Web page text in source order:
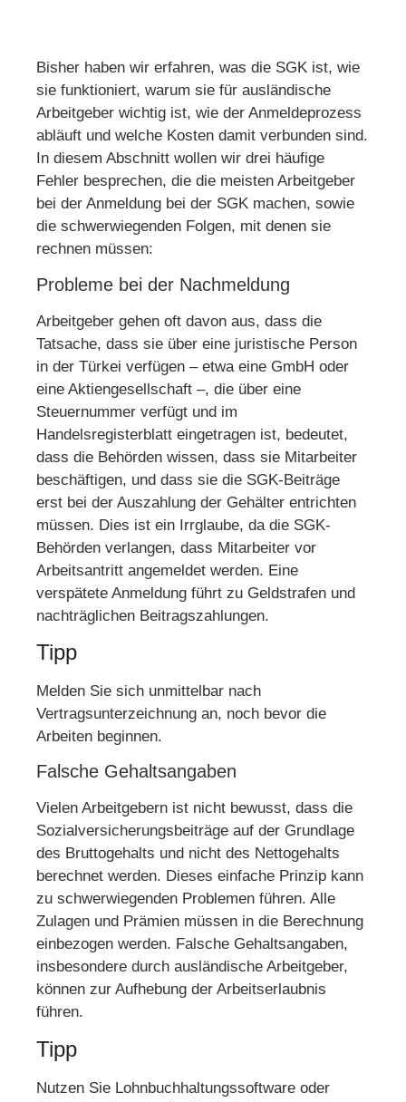
Bisher haben wir erfahren, was die SGK ist, wie
sie funktioniert, warum sie für ausländische
Arbeitgeber wichtig ist, wie der Anmeldeprozess
abläuft und welche Kosten damit verbunden sind.
In diesem Abschnitt wollen wir drei häufige
Fehler besprechen, die die meisten Arbeitgeber
bei der Anmeldung bei der SGK machen, sowie
die schwerwiegenden Folgen, mit denen sie
rechnen müssen:
Probleme bei der Nachmeldung
Arbeitgeber gehen oft davon aus, dass die
Tatsache, dass sie über eine juristische Person
in der Türkei verfügen – etwa eine GmbH oder
eine Aktiengesellschaft –, die über eine
Steuernummer verfügt und im
Handelsregisterblatt eingetragen ist, bedeutet,
dass die Behörden wissen, dass sie Mitarbeiter
beschäftigen, und dass sie die SGK-Beiträge
erst bei der Auszahlung der Gehälter entrichten
müssen. Dies ist ein Irrglaube, da die SGK-
Behörden verlangen, dass Mitarbeiter vor
Arbeitsantritt angemeldet werden. Eine
verspätete Anmeldung führt zu Geldstrafen und
nachträglichen Beitragszahlungen.
Tipp
Melden Sie sich unmittelbar nach
Vertragsunterzeichnung an, noch bevor die
Arbeiten beginnen.
Falsche Gehaltsangaben
Vielen Arbeitgebern ist nicht bewusst, dass die
Sozialversicherungsbeiträge auf der Grundlage
des Bruttogehalts und nicht des Nettogehalts
berechnet werden. Dieses einfache Prinzip kann
zu schwerwiegenden Problemen führen. Alle
Zulagen und Prämien müssen in die Berechnung
einbezogen werden. Falsche Gehaltsangaben,
insbesondere durch ausländische Arbeitgeber,
können zur Aufhebung der Arbeitserlaubnis
führen.
Tipp
Nutzen Sie Lohnbuchhaltungssoftware oder